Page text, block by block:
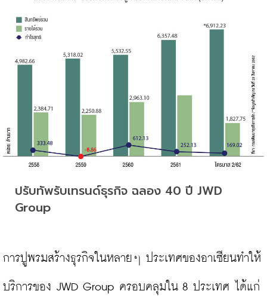
ปรับทัพรับเทรนด์ธุรกิจ ฉลอง 40 ปี JWD
Group
การปูพรมสร้างธุรกิจในหลายๆ ประเทศของอาเซียนทำให้
บริการของ JWD Group ครอบคลุมใน 8 ประเทศ ได้แก่